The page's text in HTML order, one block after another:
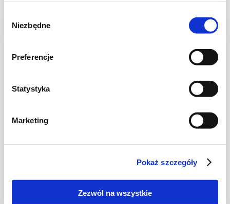
zgody
Niezbędne
Preferencje
Statystyka
Marketing
Pokaż szczegóły
Zezwól na wszystkie
karmelizowanymi pomidorkami